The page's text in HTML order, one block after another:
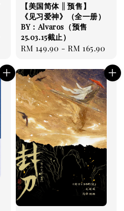
【美国简体 || 预售】
《见习爱神》（全一册）
BY：Alvaros（预售
25.03.15截止）
Regular
RM 149.90 -RM 165.90